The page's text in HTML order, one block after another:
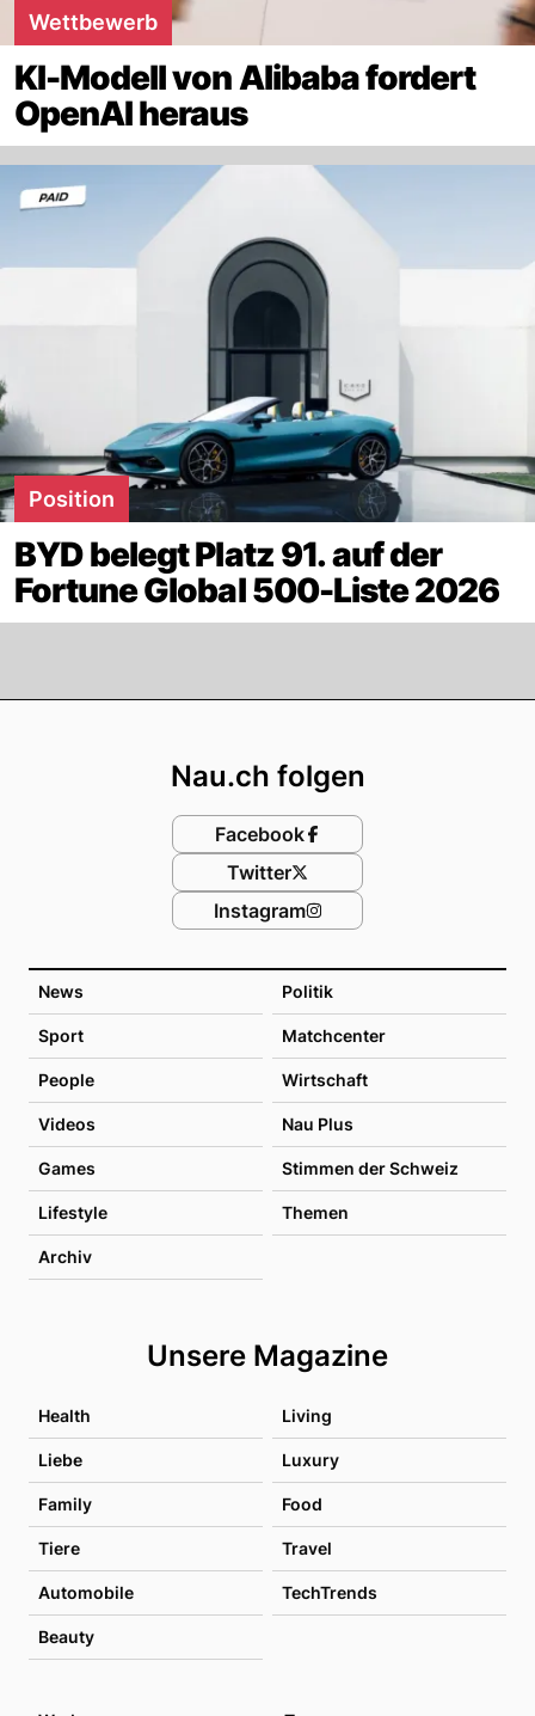
Wettbewerb
KI-Modell von Alibaba fordert
OpenAI heraus
Position
BYD belegt Platz 91. auf der
Fortune Global 500-Liste 2026
News Politik
Sport Matchcenter
People Wirtschaft
Videos Nau Plus
Games Stimmen der Schweiz
Lifestyle Themen
Archiv
Unsere Magazine
Health Living
Liebe Luxury
Family Food
Tiere Travel
Automobile TechTrends
Beauty
Nau.ch folgen
Facebook
Twitter
Instagram